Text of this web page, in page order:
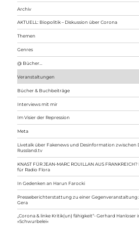
Archiv
AKTUELL: Biopolitik – Diskussion über Corona
Themen
Genres
@ Bücher…
Veranstaltungen
Bücher & Buchbeiträge
Interviews mit mir
Im Visier der Repression
Meta
Livetalk über Fakenews und Desinformation zwischen
Russland.tv
KNAST FÜR JEAN-MARC ROUILLAN AUS
für Radio Flora
In Gedenken an Harun Farocki
Presseberichterstattung zu einer Gegenveranstaltung
Gera
„Corona & linke Kritik(un) fähigkeit“- Gerhard Hanloser
»Schwurbelei«